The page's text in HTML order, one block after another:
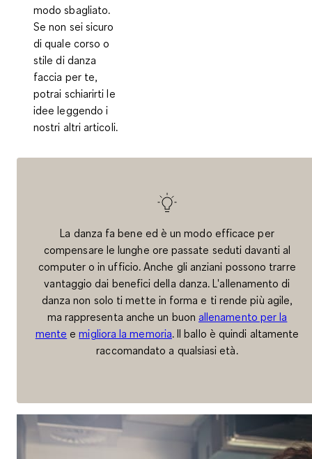
modo sbagliato.
Se non sei sicuro
di quale corso o
stile di danza
faccia per te,
potrai schiarirti le
idee leggendo i
nostri altri articoli.
La danza fa bene ed è un modo efficace per
compensare le lunghe ore passate seduti davanti al
computer o in ufficio. Anche gli anziani possono trarre
vantaggio dai benefici della danza. L'allenamento di
danza non solo ti mette in forma e ti rende più agile,
ma rappresenta anche un buon allenamento per la
mente emigliora la memoria. Il ballo è quindi altamente
raccomandato a qualsiasi età.